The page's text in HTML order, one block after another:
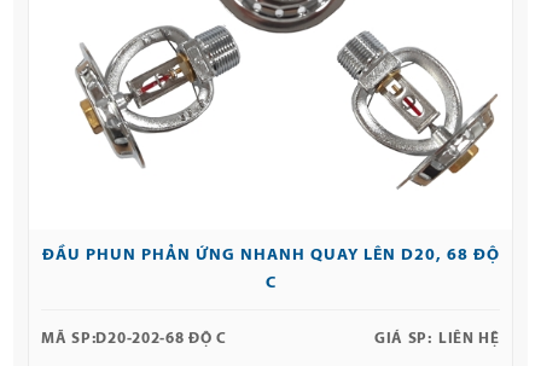
ĐẦU PHUN PHẢN ỨNG NHANH QUAY LÊN D20, 68 ĐỘ
C
MÃ SP:D20-202-68 ĐỘ C GIÁ SP: LIÊN HỆ